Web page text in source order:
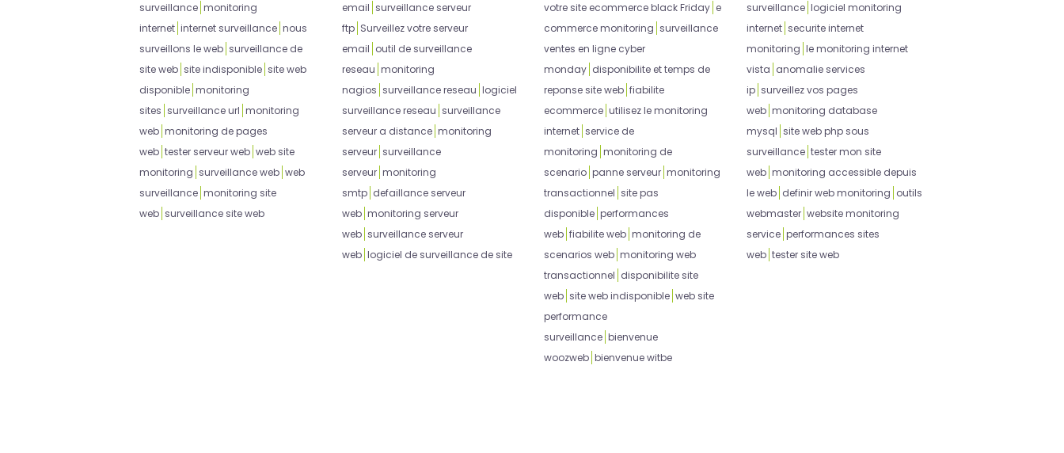
surveillance monitoring
internet internet surveillance nous
surveillons le web surveillance de
site web site indisponible site web
disponible monitoring
sites surveillance url monitoring
web monitoring de pages
web tester serveur web web site
monitoring surveillance web web
surveillance monitoring site
web surveillance site web
email surveillance serveur
ftp Surveillez votre serveur
email outil de surveillance
reseau monitoring
nagios surveillance reseau logiciel
surveillance reseau surveillance
serveur a distance monitoring
serveur surveillance
serveur monitoring
smtp defaillance serveur
web monitoring serveur
web surveillance serveur
web logiciel de surveillance de site
votre site ecommerce black Friday e
commerce monitoring surveillance
ventes en ligne cyber
monday disponibilite et temps de
reponse site web fiabilite
ecommerce utilisez le monitoring
internet service de
monitoring monitoring de
scenario panne serveur monitoring
transactionnel site pas
disponible performances
web fiabilite web monitoring de
scenarios web monitoring web
transactionnel disponibilite site
web site web indisponible web site
performance
surveillance bienvenue
woozweb bienvenue witbe
surveillance logiciel monitoring
internet securite internet
monitoring le monitoring internet
vista anomalie services
ip surveillez vos pages
web monitoring database
mysql site web php sous
surveillance tester mon site
web monitoring accessible depuis
le web definir web monitoring outils
webmaster website monitoring
service performances sites
web tester site web